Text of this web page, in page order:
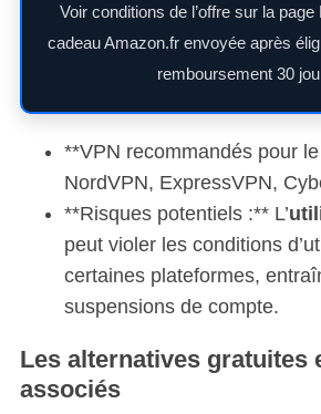
Voir conditions de l’offre sur la
cadeau Amazon.fr envoyée après
remboursement 30
**VPN recommandés pour
NordVPN, ExpressVPN,
**Risques potentiels :** L’
peut violer les conditions
certaines plateformes,
suspensions de compte.
Les alternatives gratuites
associés